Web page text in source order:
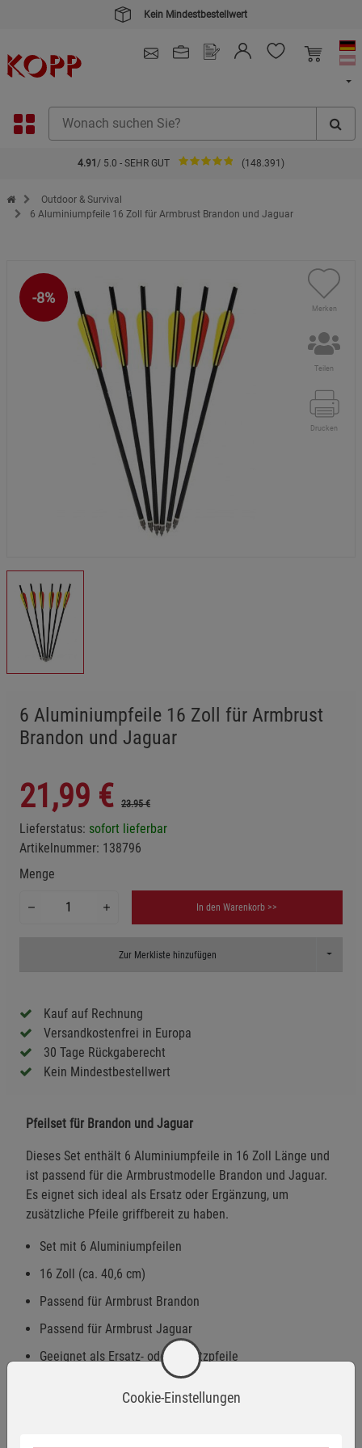
Kein Mindestbestellwert
4.91 / 5.0 - SEHR GUT (148.391)
Zur Startseite des Kopp Verlag Online-Shop
Outdoor & Survival
6 Aluminiumpfeile 16 Zoll für Armbrust Brandon und Jaguar
-8%
Merken
Teilen
Drucken
6 Aluminiumpfeile 16 Zoll für Armbrust
Brandon und Jaguar
21,99 € 23.95 €
Lieferstatus: sofort lieferbar
Artikelnummer: 138796
Menge
In den Warenkorb >>
Zur Merkliste hinzufügen Toggle
Kauf auf Rechnung
Versandkostenfrei in Europa
30 Tage Rückgaberecht
Kein Mindestbestellwert
Pfeilset für Brandon und Jaguar
Dieses Set enthält 6 Aluminiumpfeile in 16 Zoll Länge und
ist passend für die Armbrustmodelle Brandon und Jaguar.
Es eignet sich ideal als Ersatz oder Ergänzung, um
zusätzliche Pfeile griffbereit zu haben.
Set mit 6 Aluminiumpfeilen
16 Zoll (ca. 40,6 cm)
Passend für Armbrust Brandon
Passend für Armbrust Jaguar
Geeignet als Ersatz- oder Zusatzpfeile
Warnhinweise / Sicherheitsinformationen
Cookie-Einstellungen